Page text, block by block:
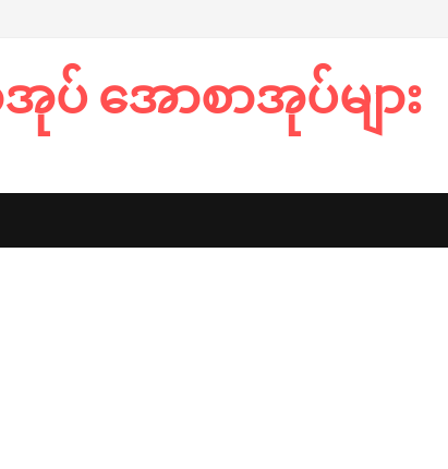
အုပ် အောစာအုပ်များ